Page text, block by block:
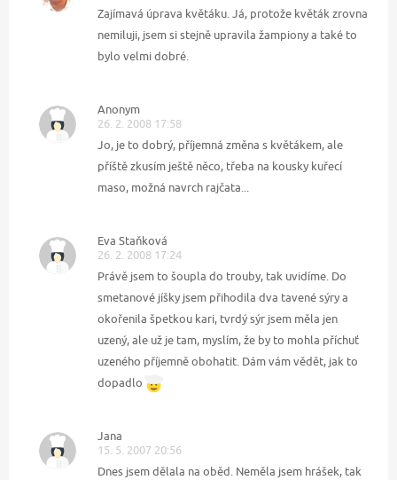
Zajímavá úprava květáku. Já, protože květák zrovna
nemiluji, jsem si stejně upravila žampiony a také to
bylo velmi dobré.
Anonym
26. 2. 2008 17:58
Jo, je to dobrý, příjemná změna s květákem, ale
příště zkusím ještě něco, třeba na kousky kuřecí
maso, možná navrch rajčata...
Eva Staňková
26. 2. 2008 17:24
Právě jsem to šoupla do trouby, tak uvidíme. Do
smetanové jíšky jsem přihodila dva tavené sýry a
okořenila špetkou kari, tvrdý sýr jsem měla jen
uzený, ale už je tam, myslím, že by to mohla příchuť
uzeného příjemně obohatit. Dám vám vědět, jak to
dopadlo
Jana
15. 5. 2007 20:56
Dnes jsem dělala na oběd. Neměla jsem hrášek, tak